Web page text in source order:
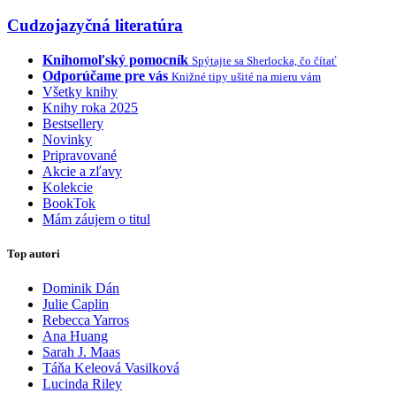
Cudzojazyčná literatúra
Knihomoľský pomocník Spýtajte sa Sherlocka, čo čítať
Odporúčame pre vás Knižné tipy ušité na mieru vám
Všetky knihy
Knihy roka 2025
Bestsellery
Novinky
Pripravované
Akcie a zľavy
Kolekcie
BookTok
Mám záujem o titul
Top autori
Dominik Dán
Julie Caplin
Rebecca Yarros
Ana Huang
Sarah J. Maas
Táňa Keleová Vasilková
Lucinda Riley